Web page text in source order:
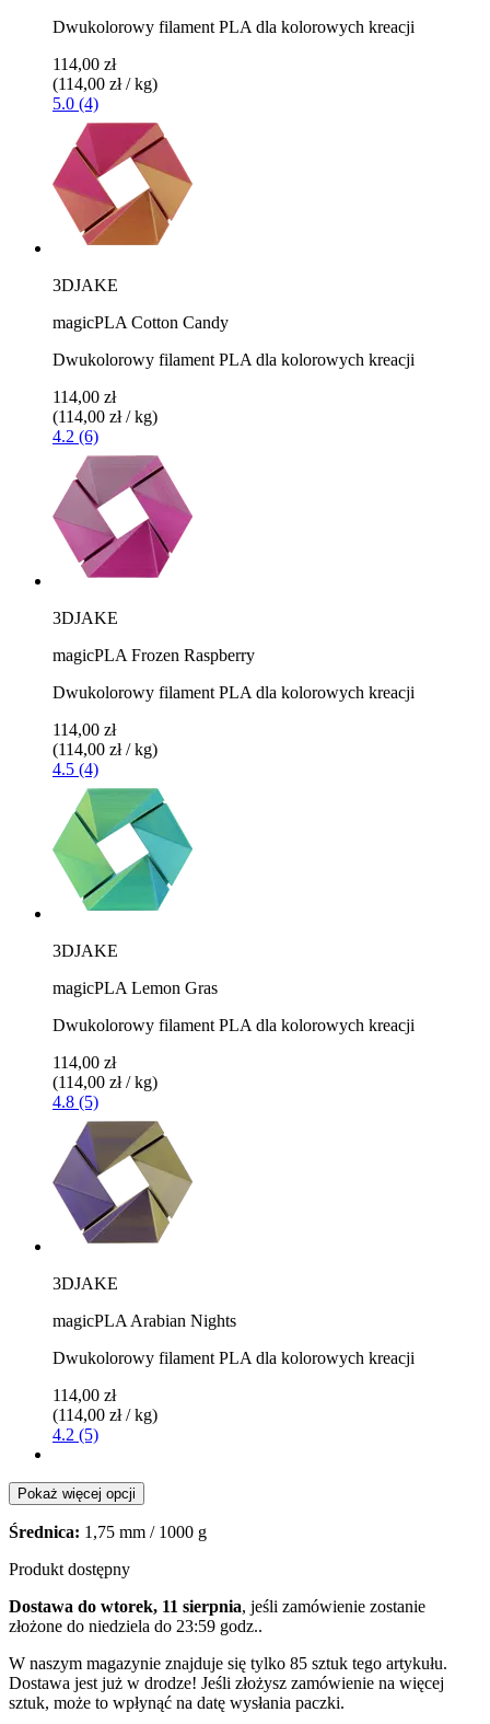
Dwukolorowy filament PLA dla kolorowych kreacji
114,00 zł
(114,00 zł / kg)
5.0 (4)
3DJAKE
magicPLA Cotton Candy
Dwukolorowy filament PLA dla kolorowych kreacji
114,00 zł
(114,00 zł / kg)
4.2 (6)
3DJAKE
magicPLA Frozen Raspberry
Dwukolorowy filament PLA dla kolorowych kreacji
114,00 zł
(114,00 zł / kg)
4.5 (4)
3DJAKE
magicPLA Lemon Gras
Dwukolorowy filament PLA dla kolorowych kreacji
114,00 zł
(114,00 zł / kg)
4.8 (5)
3DJAKE
magicPLA Arabian Nights
Dwukolorowy filament PLA dla kolorowych kreacji
114,00 zł
(114,00 zł / kg)
4.2 (5)
Pokaż więcej opcji
Średnica: 1,75 mm / 1000 g
Produkt dostępny
Dostawa do wtorek, 11 sierpnia, jeśli zamówienie zostanie
złożone do niedziela do 23:59 godz..
W naszym magazynie znajduje się tylko 85 sztuk tego artykułu.
Dostawa jest już w drodze! Jeśli złożysz zamówienie na więcej
sztuk, może to wpłynąć na datę wysłania paczki.